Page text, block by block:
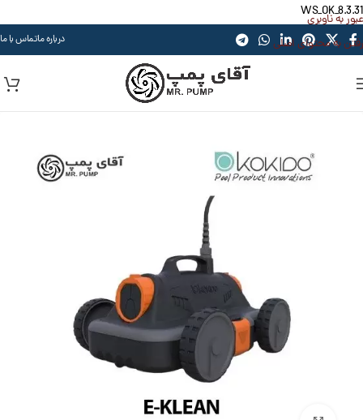
WS_OK_8.3.31
عبور به ناوبری
رفتن به محتوای اصلی
درباره ماتماس با ما